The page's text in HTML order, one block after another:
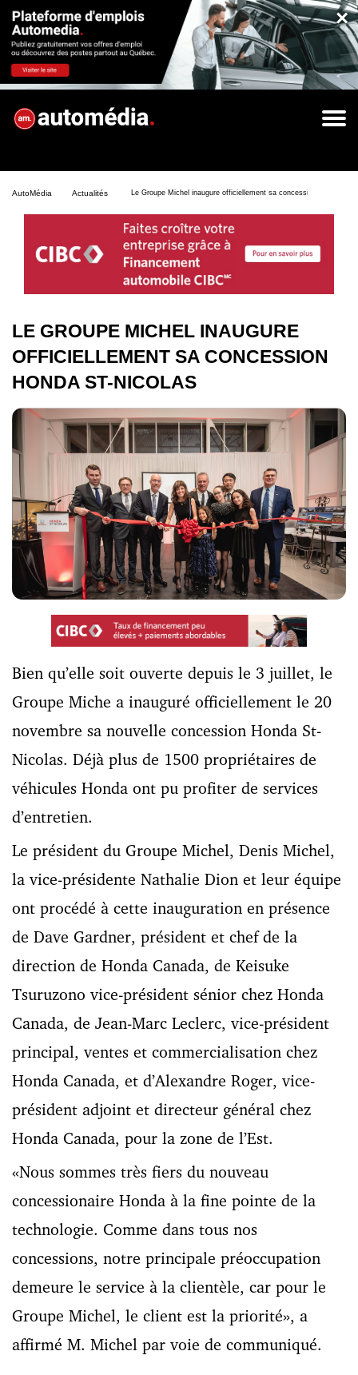
×
AutoMédia Actualités Le Groupe Michel inaugure officiellement sa concession Honda St-
LE GROUPE MICHEL INAUGURE
OFFICIELLEMENT SA CONCESSION
HONDA ST-NICOLAS
Bien qu’elle soit ouverte depuis le 3 juillet, le
Groupe Miche a inauguré officiellement le 20
novembre sa nouvelle concession Honda St-
Nicolas. Déjà plus de 1500 propriétaires de
véhicules Honda ont pu profiter de services
d’entretien.
Le président du Groupe Michel, Denis Michel,
la vice-présidente Nathalie Dion et leur équipe
ont procédé à cette inauguration en présence
de Dave Gardner, président et chef de la
direction de Honda Canada, de Keisuke
Tsuruzono vice-président sénior chez Honda
Canada, de Jean-Marc Leclerc, vice-président
principal, ventes et commercialisation chez
Honda Canada, et d’Alexandre Roger, vice-
président adjoint et directeur général chez
Honda Canada, pour la zone de l’Est.
«Nous sommes très fiers du nouveau
concessionaire Honda à la fine pointe de la
technologie. Comme dans tous nos
concessions, notre principale préoccupation
demeure le service à la clientèle, car pour le
Groupe Michel, le client est la priorité», a
affirmé M. Michel par voie de communiqué.